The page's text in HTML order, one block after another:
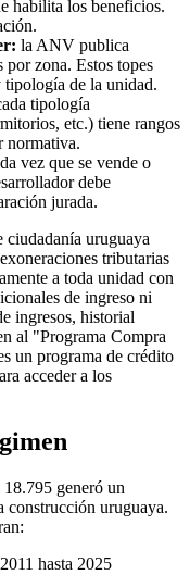
habilita los beneficios.
la ANV publica
zona. Estos topes
tipología de la unidad.
tipología
etc.) tiene rangos
normativa.
vez que se vende o
debe
jurada.
uruguaya
tributarias
a toda unidad con
de ingreso ni
ingresos, historial
al "Programa Compra
un programa de crédito
acceder a los
generó un
construcción uruguaya.
hasta 2025